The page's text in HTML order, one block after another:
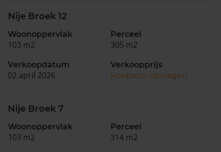
Nije Broek 12
Woonoppervlak
103 m2
Perceel
305 m2
Verkoopdatum
02 april 2026
Verkoopprijs
Koopsom opvragen
Nije Broek 7
Woonoppervlak
103 m2
Perceel
314 m2